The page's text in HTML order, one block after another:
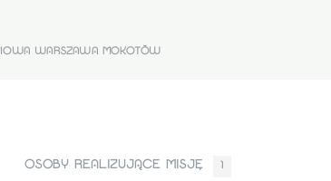
WARSZAWA MOKOTÓW
OSOBY REALIZUJĄCE MISJĘ